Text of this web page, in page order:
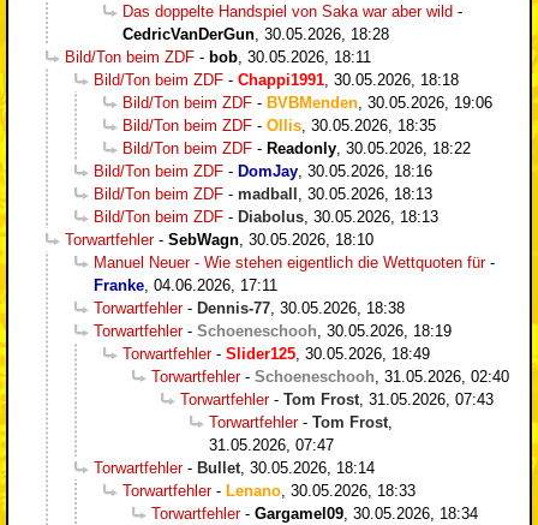
Das doppelte Handspiel von Saka war aber wild -
CedricVanDerGun 30.05.2026, 18:28
Bild/Ton beim ZDF - bob 30.05.2026, 18:11
Bild/Ton beim ZDF - Chappi1991 30.05.2026, 18:18
Bild/Ton beim ZDF - BVBMenden 30.05.2026, 19:06
Bild/Ton beim ZDF - Ollis 30.05.2026, 18:35
Bild/Ton beim ZDF - Readonly 30.05.2026, 18:22
Bild/Ton beim ZDF - DomJay 30.05.2026, 18:16
Bild/Ton beim ZDF - madball
30.05.2026, 18:13
Bild/Ton beim ZDF - Diabolus 30.05.2026, 18:13
Torwartfehler- SebWagn 30.05.2026, 18:10
Manuel Neuer - Wie stehen eigentlich die Wettquoten für-
Franke 04.06.2026, 17:11
Torwartfehler- Dennis-77 30.05.2026, 18:38
Torwartfehler- Schoeneschooh 30.05.2026, 18:19
Torwartfehler- Slider125 30.05.2026, 18:49
Torwartfehler- Schoeneschooh 31.05.2026, 02:40
Torwartfehler- Tom Frost 31.05.2026, 07:43
Torwartfehler- Tom Frost
31.05.2026, 07:47
Torwartfehler- Bullet 30.05.2026, 18:14
Torwartfehler- Lenano 30.05.2026, 18:33
Torwartfehler- Gargamel09 30.05.2026, 18:34